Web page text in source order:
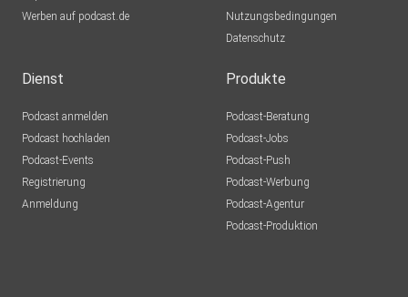
Werben auf podcast.de
Nutzungsbedingungen
Datenschutz
Dienst
Podcast anmelden
Podcast hochladen
Podcast-Events
Registrierung
Anmeldung
Produkte
Podcast-Beratung
Podcast-Jobs
Podcast-Push
Podcast-Werbung
Podcast-Agentur
Podcast-Produktion